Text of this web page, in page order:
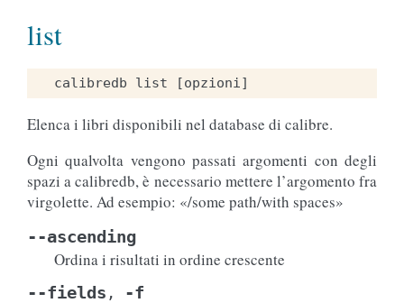
list
Elenca i libri disponibili nel database di calibre.
Ogni qualvolta vengono passati argomenti con degli
spazi a calibredb, è necessario mettere l’argomento fra
virgolette. Ad esempio: «/some path/with spaces»
--ascending
Ordina i risultati in ordine crescente
--fields , -f